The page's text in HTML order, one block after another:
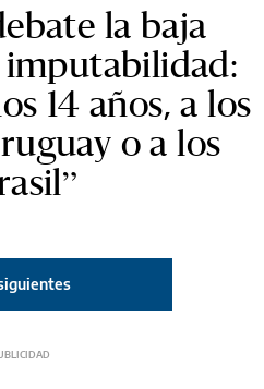
la baja
imputabilidad:
14 años, a los
o a los